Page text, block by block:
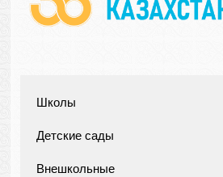
Школы
Детские сады
Внешкольные